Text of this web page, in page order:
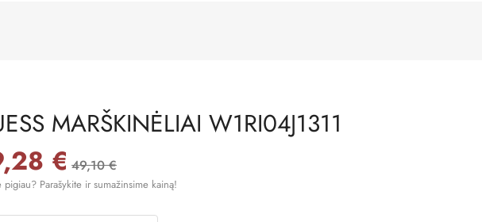
MARŠKINĖLIAI W1RI04J1311
€ 49,10 €
pigiau? Parašykite ir sumažinsime kainą!